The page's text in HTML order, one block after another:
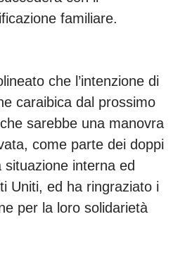
familiare.
che l’intenzione di
caraibica dal prossimo
sarebbe una manovra
come parte dei doppi
interna ed
Uniti, ed ha ringraziato i
per la loro solidarietà